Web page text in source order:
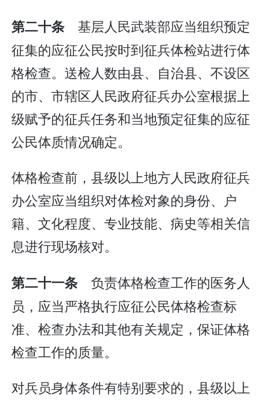
第二十条 基层人民武装部应当组织预定
征集的应征公民按时到征兵体检站进行体
格检查。送检人数由县、自治县、不设区
的市、市辖区人民政府征兵办公室根据上
级赋予的征兵任务和当地预定征集的应征
公民体质情况确定。
体格检查前，县级以上地方人民政府征兵
办公室应当组织对体检对象的身份、户
籍、文化程度、专业技能、病史等相关信
息进行现场核对。
第二十一条 负责体格检查工作的医务人
员，应当严格执行应征公民体格检查标
准、检查办法和其他有关规定，保证体格
检查工作的质量。
对兵员身体条件有特别要求的，县级以上